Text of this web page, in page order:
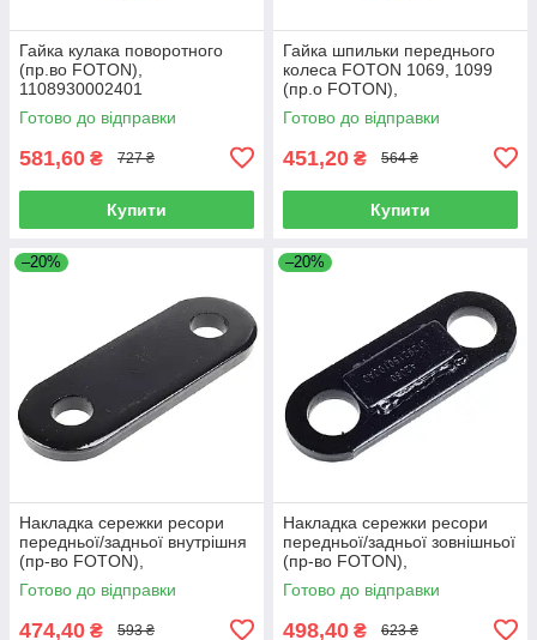
Гайка кулака поворотного
(пр.во FOTON),
1108930002401
Готово до відправки
581,60 ₴ 727 ₴
Купити
Гайка шпильки переднього
колеса FOTON 1069, 1099
(пр.о FOTON),
1106930003404
Готово до відправки
451,20 ₴ 564 ₴
Купити
–20%
Накладка сережки ресори
передньої/задньої внутрішня
(пр-во FOTON),
L1292150200A0
Готово до відправки
474,40 ₴ 593 ₴
–20%
Накладка сережки ресори
передньої/задньої зовнішньої
(пр-во FOTON),
L1292150100A0
Готово до відправки
498,40 ₴ 623 ₴